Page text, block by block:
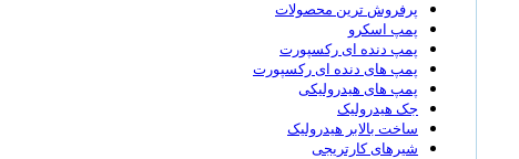
پرفروش ترین محصولات
پمپ اسکرو
پمپ دنده ای رکسپورت
پمپ های دنده ای رکسپورت
پمپ های هیدرولیکی
جک هیدرولیک
ساخت بالابر هیدرولیک
شیرهای کارتریجی